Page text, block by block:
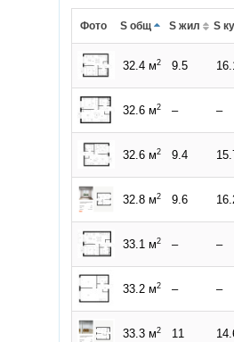
Фото S общ S жил S
32.4 м2 9.5
32.6 м2 – –
32.6 м2 9.4
32.8 м2 9.6
33.1 м2 – –
33.2 м2 – –
33.3 м2 11